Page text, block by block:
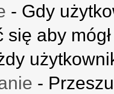
- Gdy
się aby
-